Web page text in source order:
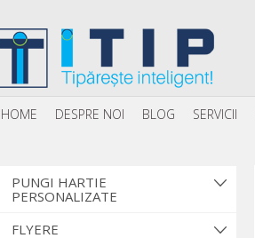
HOME DESPRE NOI BLOG SERVICII
PUNGI HARTIE
PERSONALIZATE
FLYERE